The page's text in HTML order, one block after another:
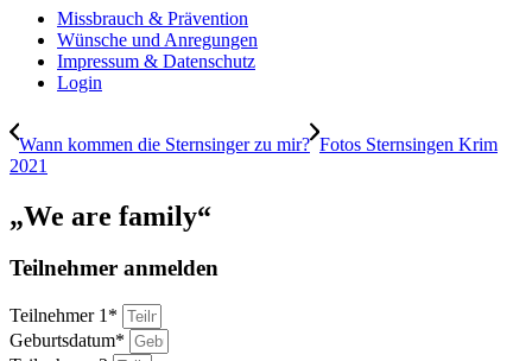
Missbrauch & Prävention
Wünsche und Anregungen
Impressum & Datenschutz
Login
Wann kommen die Sternsinger zu mir? Fotos Sternsingen Krim
2021
„We are family“
Teilnehmer anmelden
Teilnehmer 1*
Geburtsdatum*